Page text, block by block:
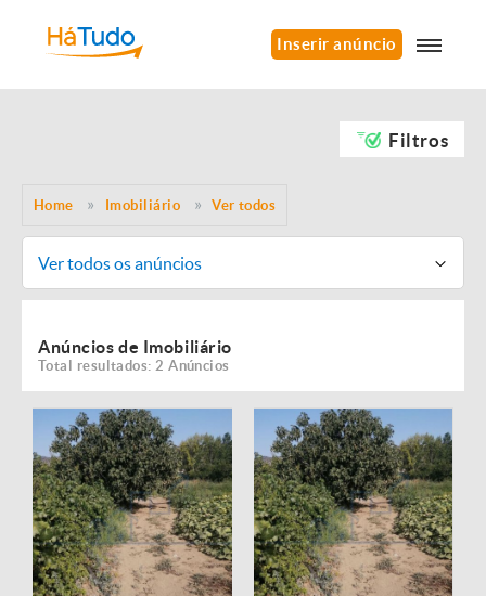
Inserir anúncio
Filtros
Home Imobiliário Ver todos
Ver todos os anúncios
Anúncios de Imobiliário
Total resultados: 2 Anúncios